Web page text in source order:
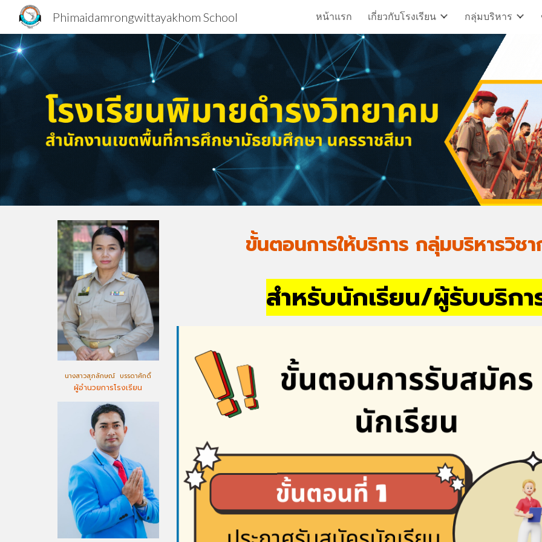
Skip to main content Skip to
Phimaidamrongwittayakhom School หน้าแรก เกี่ยวกับโรงเรียน กลุ่มบริหาร
นางสาวสุภลักษณ์ บรรดาศักดิ์
ผู้อำนวยการโรงเรียน
ขั้นตอนการให้บริการ กลุ่มบริหารวิชา
สำหรับนักเรียน/ผู้รับบริกา